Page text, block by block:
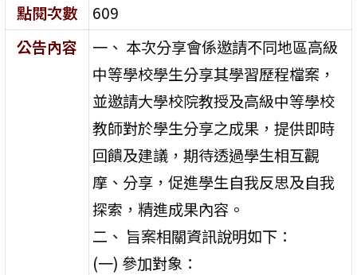
點閱次數
609
公告內容
一、 本次分享會係邀請不同地區高級
中等學校學生分享其學習歷程檔案，
並邀請大學校院教授及高級中等學校
教師對於學生分享之成果，提供即時
回饋及建議，期待透過學生相互觀
摩、分享，促進學生自我反思及自我
探索，精進成果內容。
二、 旨案相關資訊說明如下：
(一) 參加對象：